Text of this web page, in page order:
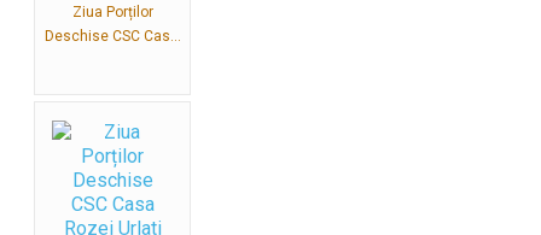
Ziua Porților
Deschise CSC Cas...